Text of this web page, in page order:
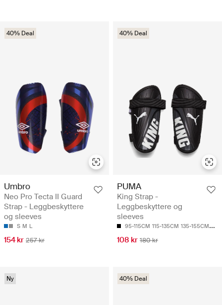
40% Deal
Umbro
Neo Pro Tecta II Guard
Strap - Leggbeskyttere
og sleeves
S M L
154 kr 257 kr
40% Deal
PUMA
King Strap -
Leggbeskyttere og
sleeves
95-115CM 115-135CM 135-155CM
108 kr 180 kr
Ny 40% Deal